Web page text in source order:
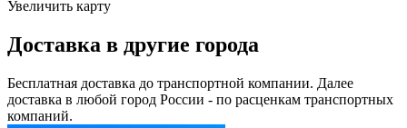
Увеличить карту
Доставка в другие города
Бесплатная доставка до транспортной компании. Далее
доставка в любой город России - по расценкам транспортных
компаний.